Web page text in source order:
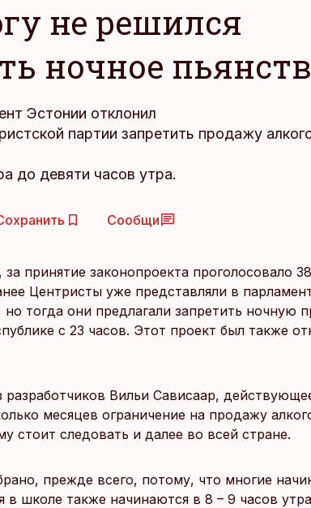
не решился
ночное
Эстонии отклонил
партии запретить продажу
до девяти часов утра.
Сообщи
принятие законопроекта проголосовало
Центристы уже представляли в
но тогда они предлагали запретить ночную
с 23 часов. Этот проект был также
Вильи Сависаар,
месяцев ограничение на продажу
стоит следовать и далее во всей стране.
прежде всего, потому, что многие
в школе также начинаются в 8 – 9 часов